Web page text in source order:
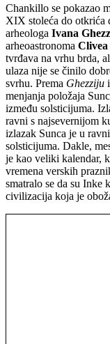
Chankillo se pokazao
XIX stoleća do otkrića
arheologa Ivana
arheoastronoma Clivea
tvrđava na vrhu brda,
ulaza nije se činilo
svrhu. Prema Ghezziju i
menjanja položaja
između solsticijuma.
ravni s najsevernijom
izlazak Sunca je u
solsticijuma. Dakle,
je kao veliki kalendar,
vremena verskih
smatralo se da su Inke
civilizacija koja je